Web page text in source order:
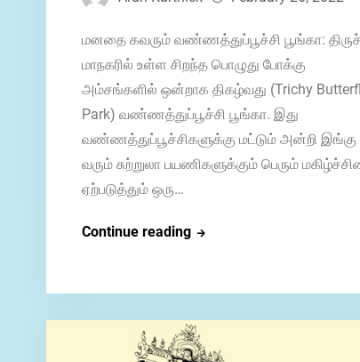
மனதை கவரும் வண்ணத்துப்பூச்சி பூங்கா:
மாநகரில் உள்ள சிறந்த பொழுது போக்கு
அம்சங்களில் ஒன்றாக திகழ்வது (Trichy
Park) வண்ணத்துப்பூச்சி பூங்கா. இது
வண்ணத்துப்பூச்சிகளுக்கு மட்டும் அன்றி இங்கு
வரும் சுற்றுலா பயணிகளுக்கும் பெரும்
ஏற்படுத்தும் ஒரு…
Continue readingதிருச்சி